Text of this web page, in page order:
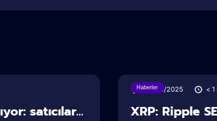
satıcılar...
Haberler
28/06/2025 < 1
XRP: Ripple